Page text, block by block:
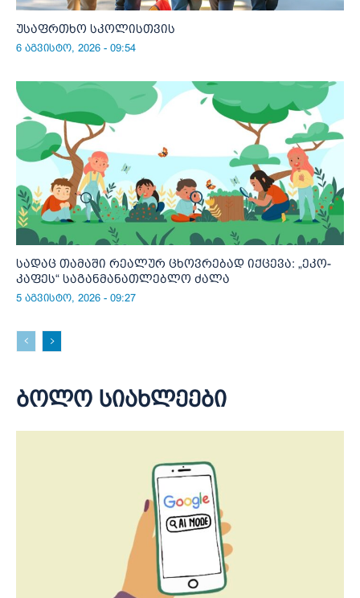
უსაფრთხო სკოლისთვის
6 აგვისტო, 2026 - 09:54
სადაც თამაში რეალურ ცხოვრებად იქცევა: „ეკო-
კაფეს“ საგანმანათლებლო ძალა
5 აგვისტო, 2026 - 09:27
ბოლო სიახლეები